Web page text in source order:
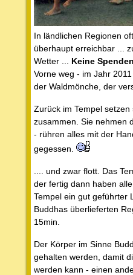
In ländlichen Regionen
überhaupt erreichbar ...
Wetter ... Keine
Vorne weg - im Jahr
der Waldmönche, der
Zurück im Tempel
zusammen. Sie nehmen
- rühren alles mit der
gegessen.
.... und zwar flott. Das
der fertig dann haben
Tempel ein gut geführter
Buddhas überlieferten
15min.
Der Körper im Sinne
gehalten werden, damit
werden kann - einen